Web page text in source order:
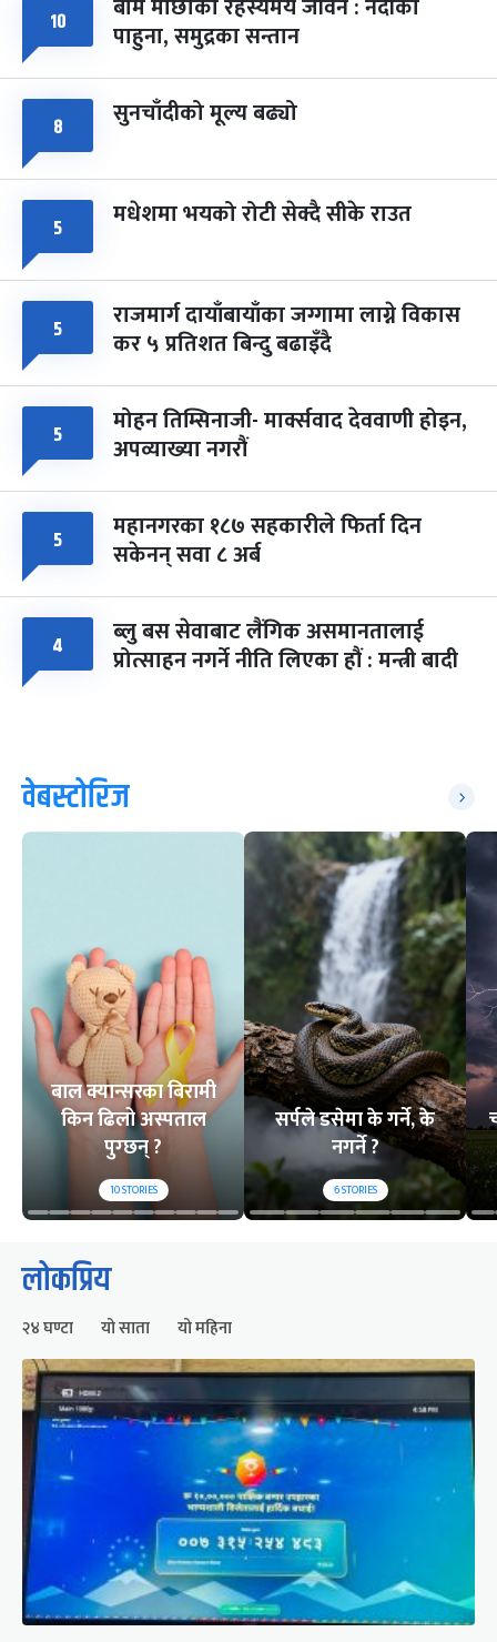
८
सोम
फागुपूर्णिमा
चैत्र ८, २०८३-Mar 22, 2027
७ महिना बाँकी
१० पाहुना, समुद्रका सन्तान
८ सुनचाँदीको मूल्य बढ्यो
५ मधेशमा भयको रोटी सेक्दै सीके राउत
५ राजमार्ग दायाँबायाँका जग्गामा लाग्ने विकास
कर ५ प्रतिशत बिन्दु बढाइँदै
५ मोहन तिम्सिनाजी- मार्क्सवाद देववाणी होइन,
अपव्याख्या नगरौं
५ महानगरका १८७ सहकारीले फिर्ता दिन
सकेनन् सवा ८ अर्ब
४ ब्लु बस सेवाबाट लैंगिक असमानतालाई
प्रोत्साहन नगर्ने नीति लिएका हौं : मन्त्री बादी
वेबस्टोरिज
बाल क्यान्सरका बिरामी
किन ढिलो अस्पताल
पुग्छन् ?
10STORIES
सर्पले डसेमा के गर्ने, के
नगर्ने ?
6STORIES
लोकप्रिय
२४ घण्टा यो साता यो महिना